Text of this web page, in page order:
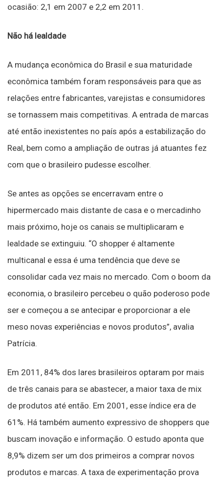
ocasião: 2,1 em 2007 e 2,2 em 2011.
Não há lealdade
A mudança econômica do Brasil e sua maturidade
econômica também foram responsáveis para que as
relações entre fabricantes, varejistas e consumidores
se tornassem mais competitivas. A entrada de marcas
até então inexistentes no país após a estabilização do
Real, bem como a ampliação de outras já atuantes fez
com que o brasileiro pudesse escolher.
Se antes as opções se encerravam entre o
hipermercado mais distante de casa e o mercadinho
mais próximo, hoje os canais se multiplicaram e
lealdade se extinguiu. “O shopper é altamente
multicanal e essa é uma tendência que deve se
consolidar cada vez mais no mercado. Com o boom da
economia, o brasileiro percebeu o quão poderoso pode
ser e começou a se antecipar e proporcionar a ele
meso novas experiências e novos produtos”, avalia
Patrícia.
Em 2011, 84% dos lares brasileiros optaram por mais
de três canais para se abastecer, a maior taxa de mix
de produtos até então. Em 2001, esse índice era de
61%. Há também aumento expressivo de shoppers que
buscam inovação e informação. O estudo aponta que
8,9% dizem ser um dos primeiros a comprar novos
produtos e marcas. A taxa de experimentação prova